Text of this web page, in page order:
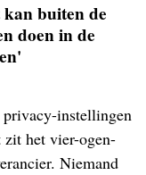
buiten de
doen in de
privacy-instellingen
zit het vier-ogen-
Niemand